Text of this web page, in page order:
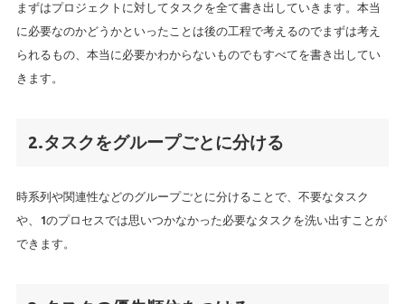
まずはプロジェクトに対してタスクを全て書き出していきます。本当
に必要なのかどうかといったことは後の工程で考えるのでまずは考え
られるもの、本当に必要かわからないものでもすべてを書き出してい
きます。
2.タスクをグループごとに分ける
時系列や関連性などのグループごとに分けることで、不要なタスク
や、1のプロセスでは思いつかなかった必要なタスクを洗い出すことが
できます。